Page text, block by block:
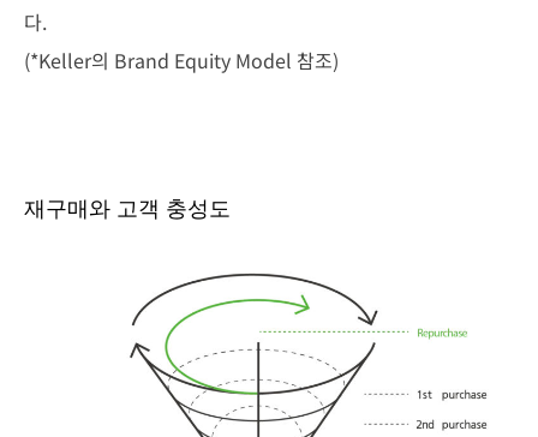
다.
(*Keller의 Brand Equity Model 참조)
재구매와 고객 충성도